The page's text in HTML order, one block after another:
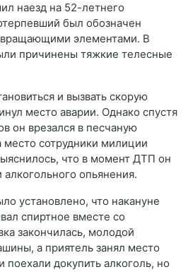
наезд на 52-летнего
был обозначен
элементами. В
причинены тяжкие телесные
и вызвать скорую
место аварии. Однако спустя
он врезался в песчаную
сотрудники милиции
что в момент ДТП он
алкогольного опьянения.
установлено, что накануне
спиртное вместе со
закончилась, молодой
а приятель занял место
докупить алкоголь, но